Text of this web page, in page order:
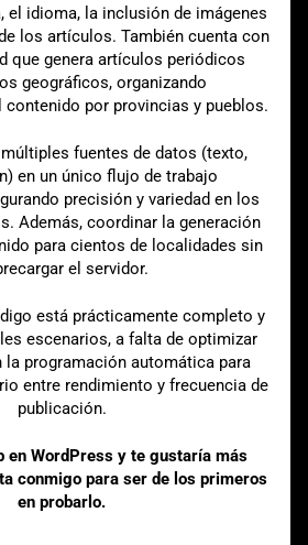
el idioma, la inclusión de imágenes
los artículos. También cuenta con
que genera artículos periódicos
geográficos, organizando
por provincias y pueblos.
fuentes de datos (texto,
en un único flujo de trabajo
precisión y variedad en los
Además, coordinar la generación
para cientos de localidades sin
el servidor.
está prácticamente completo y
escenarios, a falta de optimizar
la programación automática para
entre rendimiento y frecuencia de
publicación.
en WordPress y te gustaría más
conmigo para ser de los primeros
en probarlo.